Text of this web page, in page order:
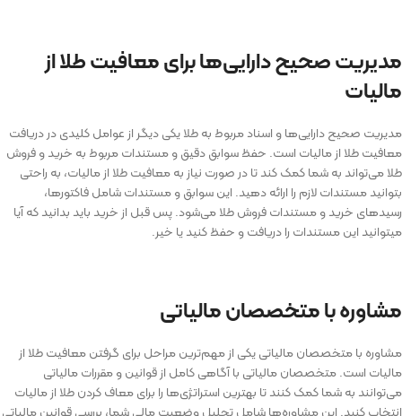
مدیریت صحیح دارایی‌ها برای معافیت طلا از
مالیات
مدیریت صحیح دارایی‌ها و اسناد مربوط به طلا یکی دیگر از عوامل کلیدی در دریافت
معافیت طلا از مالیات است. حفظ سوابق دقیق و مستندات مربوط به خرید و فروش
طلا می‌تواند به شما کمک کند تا در صورت نیاز به معافیت طلا از مالیات، به راحتی
بتوانید مستندات لازم را ارائه دهید. این سوابق و مستندات شامل فاکتورها،
رسیدهای خرید و مستندات فروش طلا می‌شود. پس قبل از خرید باید بدانید که آیا
می­توانید این مستندات را دریافت و حفظ کنید یا خیر.
مشاوره با متخصصان مالیاتی
مشاوره با متخصصان مالیاتی یکی از مهم‌ترین مراحل برای گرفتن معافیت طلا از
مالیات است. متخصصان مالیاتی با آگاهی کامل از قوانین و مقررات مالیاتی
می‌توانند به شما کمک کنند تا بهترین استراتژی‌ها را برای معاف کردن طلا از مالیات